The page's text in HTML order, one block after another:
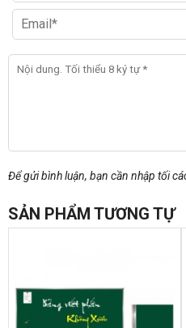
- Mặt sau tấm nhựa dày
tuyệt đối sử dụng lâu dài không
- Giữa hai lớp vật liệu là keo
Cao: 120cm
Quý khách có thể đặt hàng
D) Phụ kiện đi kèm bảng viết
Máng bảng ( còn gọi là khay
chuyên dụng ( 01 cái ) dùng để
Để gửi bình luận, bạn cần nhập tối
SẢN PHẨM TƯƠNG TỰ